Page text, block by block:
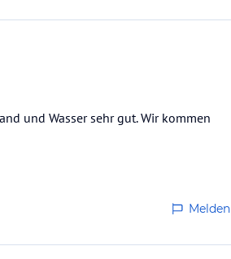
und Wasser sehr gut. Wir kommen
Melden